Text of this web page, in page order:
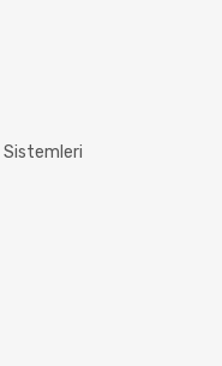
Sistemleri